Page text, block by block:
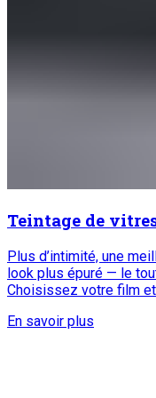
Teintage de
Plus d’intimité, une
look plus épuré — le
Choisissez votre film
En savoir plus